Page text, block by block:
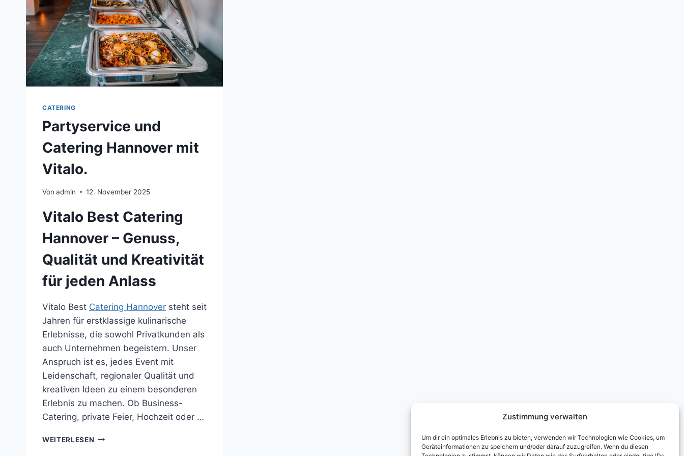
Zustimmung verwalten
Um dir ein optimales Erlebnis zu bieten, verwenden wir Technologien wie Cookies, um
Geräteinformationen zu speichern und/oder darauf zuzugreifen. Wenn du diesen
CATERING
Partyservice und
Catering Hannover mit
Vitalo.
Von admin 12. November 2025
Vitalo Best Catering
Hannover – Genuss,
Qualität und Kreativität
für jeden Anlass
Vitalo Best Catering Hannover steht seit
Jahren für erstklassige kulinarische
Erlebnisse, die sowohl Privatkunden als
auch Unternehmen begeistern. Unser
Anspruch ist es, jedes Event mit
Leidenschaft, regionaler Qualität und
kreativen Ideen zu einem besonderen
Erlebnis zu machen. Ob Business-
Catering, private Feier, Hochzeit oder …
WEITERLESEN PARTYSERVICE